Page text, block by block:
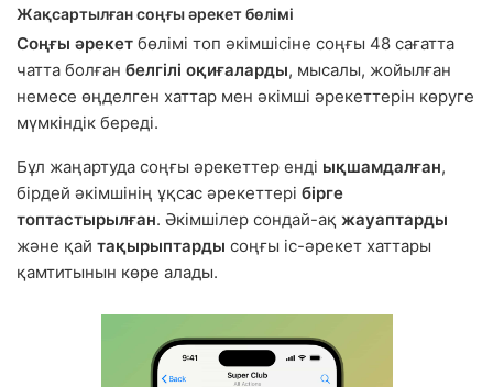
Жақсартылған соңғы әрекет бөлімі
Соңғы әрекет бөлімі топ әкімшісіне соңғы 48 сағатта
чатта болған белгілі оқиғаларды, мысалы, жойылған
немесе өңделген хаттар мен әкімші әрекеттерін көруге
мүмкіндік береді.
Бұл жаңартуда соңғы әрекеттер енді ықшамдалған,
бірдей әкімшінің ұқсас әрекеттері бірге
топтастырылған. Әкімшілер сондай-ақ жауаптарды
және қай тақырыптарды соңғы іс-әрекет хаттары
қамтитынын көре алады.